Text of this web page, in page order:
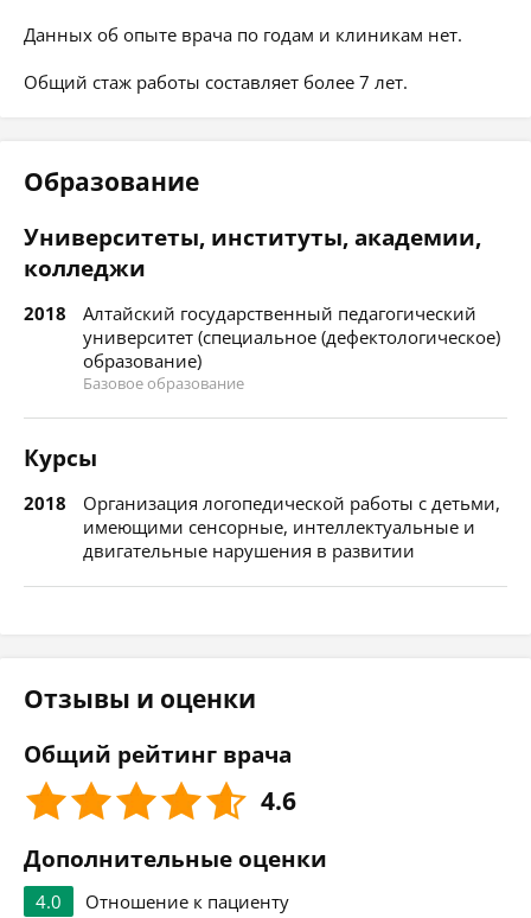
Данных об опыте врача по годам и клиникам нет.
Общий стаж работы составляет более 7 лет.
Образование
Университеты, институты, академии,
колледжи
2018
Алтайский государственный педагогический
университет (специальное (дефектологическое)
образование)
Базовое образование
Курсы
2018
Организация логопедической работы с детьми,
имеющими сенсорные, интеллектуальные и
двигательные нарушения в развитии
Отзывы и оценки
Общий рейтинг врача
4.6
Дополнительные оценки
4.0
Отношение к пациенту